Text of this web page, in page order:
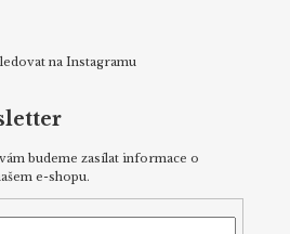
na Instagramu
budeme zasílat informace o
e-shopu.